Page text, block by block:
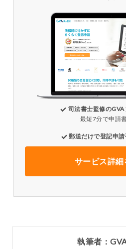
司法書士監修のGVA
最短7分で申請
郵送だけで登記申
サービス詳細
執筆者：